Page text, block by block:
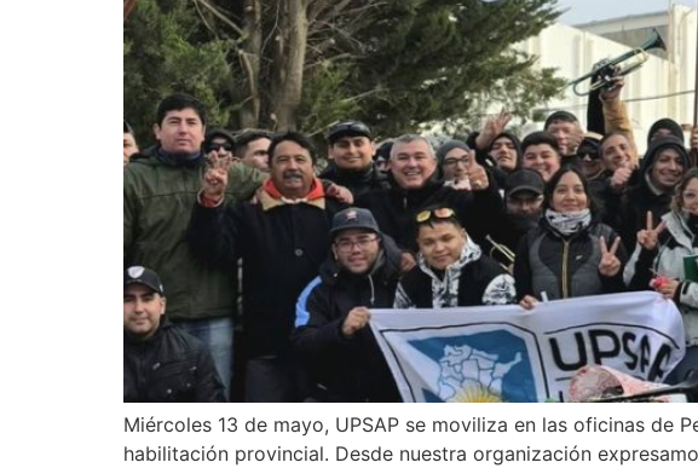
Miércoles 13 de mayo, UPSAP se moviliza en las oficinas de
habilitación provincial. Desde nuestra organización